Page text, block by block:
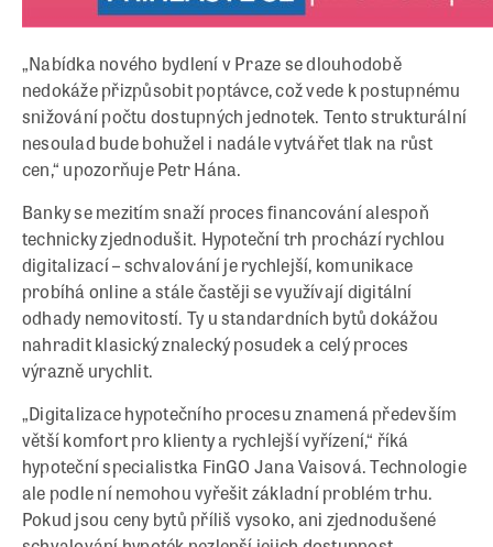
„Nabídka nového bydlení v Praze se dlouhodobě
nedokáže přizpůsobit poptávce, což vede k postupnému
snižování počtu dostupných jednotek. Tento strukturální
nesoulad bude bohužel i nadále vytvářet tlak na růst
cen,“ upozorňuje Petr Hána.
Banky se mezitím snaží proces financování alespoň
technicky zjednodušit. Hypoteční trh prochází rychlou
digitalizací – schvalování je rychlejší, komunikace
probíhá online a stále častěji se využívají digitální
odhady nemovitostí. Ty u standardních bytů dokážou
nahradit klasický znalecký posudek a celý proces
výrazně urychlit.
„Digitalizace hypotečního procesu znamená především
větší komfort pro klienty a rychlejší vyřízení,“ říká
hypoteční specialistka FinGO Jana Vaisová. Technologie
ale podle ní nemohou vyřešit základní problém trhu.
Pokud jsou ceny bytů příliš vysoko, ani zjednodušené